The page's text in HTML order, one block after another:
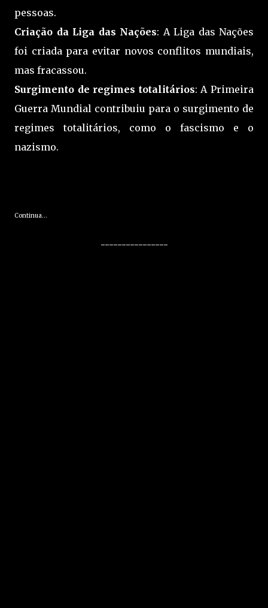
pessoas.
Criação da Liga das Nações: A Liga das Nações
foi criada para evitar novos conflitos mundiais,
mas fracassou.
Surgimento de regimes totalitários: A Primeira
Guerra Mundial contribuiu para o surgimento de
regimes totalitários, como o fascismo e o
nazismo.
Continua...
----------------